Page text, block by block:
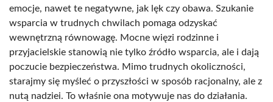
emocje, nawet te negatywne, jak lęk czy obawa. Szukanie
wsparcia w trudnych chwilach pomaga odzyskać
wewnętrzną równowagę. Mocne więzi rodzinne i
przyjacielskie stanowią nie tylko źródło wsparcia, ale i dają
poczucie bezpieczeństwa. Mimo trudnych okoliczności,
starajmy się myśleć o przyszłości w sposób racjonalny, ale z
nutą nadziei. To właśnie ona motywuje nas do działania.